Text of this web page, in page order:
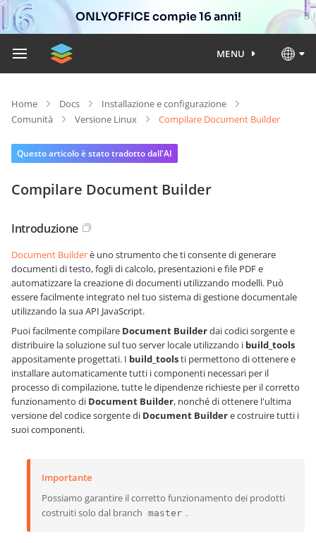
ONLYOFFICE compie 16 anni!
MENU
Home Docs
Installazione e configurazione
Comunità
Versione Linux Compilare Document Builder
Questo articolo è stato tradotto dall'AI
Compilare Document Builder
Introduzione
Document Builderè uno strumento che ti consente di generare
documenti di testo, fogli di calcolo, presentazioni e file PDF e
automatizzare la creazione di documenti utilizzando modelli. Può
essere facilmente integrato nel tuo sistema di gestione documentale
utilizzando la sua API JavaScript.
Puoi facilmente compilare Document Builderdai codici sorgente e
distribuire la soluzione sul tuo server locale utilizzando i build_tools
appositamente progettati. I build_toolsti permettono di ottenere e
installare automaticamente tutti i componenti necessari per il
processo di compilazione, tutte le dipendenze richieste per il corretto
funzionamento di Document Builder, nonché di ottenere l'ultima
versione del codice sorgente di Document Buildere costruire tutti i
suoi componenti.
Importante
Possiamo garantire il corretto funzionamento dei prodotti
costruiti solo dal branch master .